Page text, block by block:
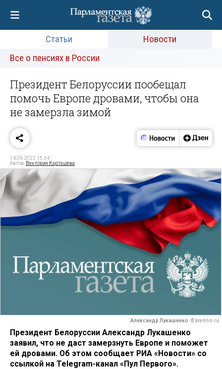
Статьи
Новости
Все о пенсиях в России
Президент Белоруссии пообещал
помочь Европе дровами, чтобы она
не замерзла зимой
14.09.2022 15:34
Автор: Виктория Карташева
Александр Лукашенко © kremlin.ru
Президент Белоруссии Александр Лукашенко
заявил, что не даст замерзнуть Европе и поможет
ей дровами. Об этом сообщает РИА «Новости» со
ссылкой на Telegram-канал «Пул Первого».